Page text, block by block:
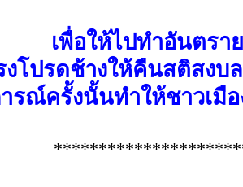
เพื่อให้ไปทำอันตร
งโปรดช้างให้คืนสติสงบ
รณ์ครั้งนั้นทำให้ชาวเมื